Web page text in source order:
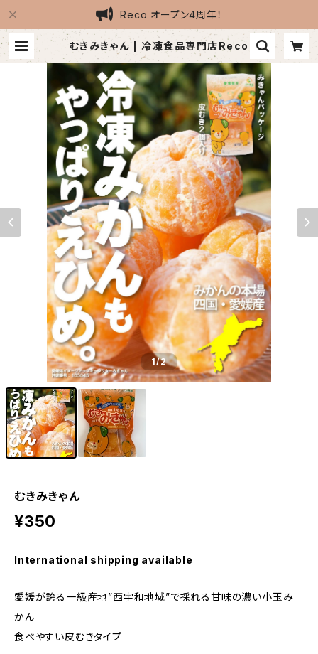
Reco オープン4周年！
むきみきゃん | 冷凍食品専門店Reco
1/2
むきみきゃん
¥350
International shipping available
愛媛が誇る一級産地”西宇和地域”で採れる甘味の濃い小玉み
かん
食べやすい皮むきタイプ